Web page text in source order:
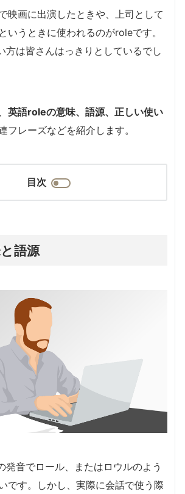
映画に出演したときや、上司として
いうときに使われるのがroleです。
方は皆さんはっきりとしているでし
英語roleの意味、語源、正しい使い
フレーズなどを紹介します。
目次
語源
発音でロール、またはロウルのよう
です。しかし、実際に会話で使う際